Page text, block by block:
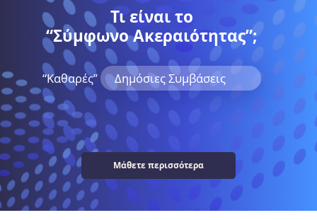
Τι είναι το
“Σύμφωνο Ακεραιότητας”;
“Kαθαρές” Δημόσιες Συμβάσεις
Μάθετε περισσότερα